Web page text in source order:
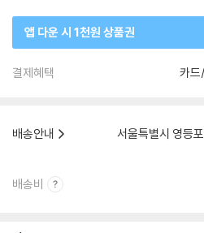
앱 다운 시 1천원 상품권
결제혜택 카드
배송안내
서울특별시 영등
배송비